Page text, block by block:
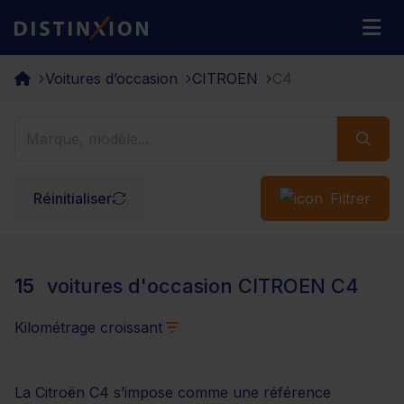
Distinxion
Voitures d’occasion CITROEN C4
Réinitialiser Filtrer
15 voitures d'occasion CITROEN C4
Kilométrage croissant
La Citroën C4 s’impose comme une référence